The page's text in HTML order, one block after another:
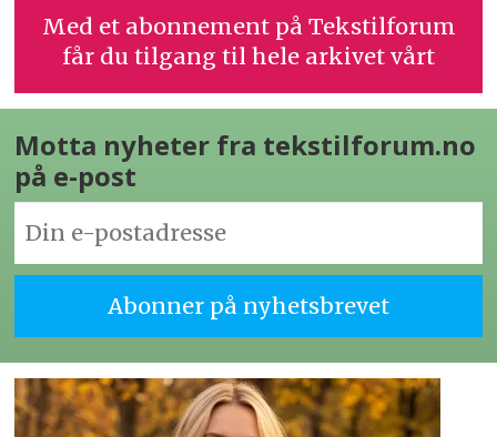
Med et abonnement på Tekstilforum
får du tilgang til hele arkivet vårt
Motta nyheter fra tekstilforum.no
på e-post